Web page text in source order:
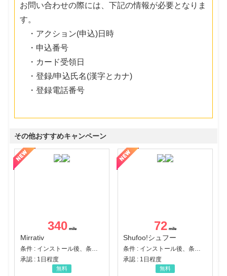
お問い合わせの際には、下記の情報が必要となりま
す。
・アクション(申込)日時
・申込番号
・カード受領日
・登録/申込氏名(漢字とカナ)
・登録電話番号
その他おすすめキャンペーン
340
Mirrativ
条件 : インストール後、条件達成
承認 : 1日程度
無料
72
Shufoo!シュフー
条件 : インストール後、条件達成
承認 : 1日程度
無料